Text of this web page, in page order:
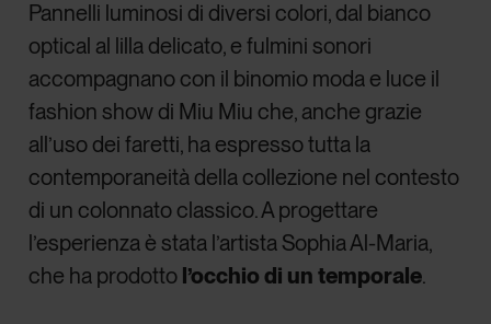
Pannelli luminosi di diversi colori, dal bianco
optical al lilla delicato, e fulmini sonori
accompagnano con il binomio moda e luce il
fashion show di Miu Miu che, anche grazie
all’uso dei faretti, ha espresso tutta la
contemporaneità della collezione nel contesto
di un colonnato classico. A progettare
l’esperienza è stata l’artista Sophia Al-Maria,
che ha prodotto l’occhio di un temporale.